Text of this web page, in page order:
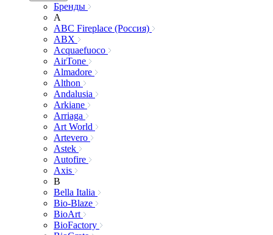
Бренды
A
ABC Fireplace (Россия)
ABX
Acquaefuoco
AirTone
Almadore
Althon
Andalusia
Arkiane
Arriaga
Art World
Artevero
Astek
Autofire
Axis
B
Bella Italia
Bio-Blaze
BioArt
BioFactory